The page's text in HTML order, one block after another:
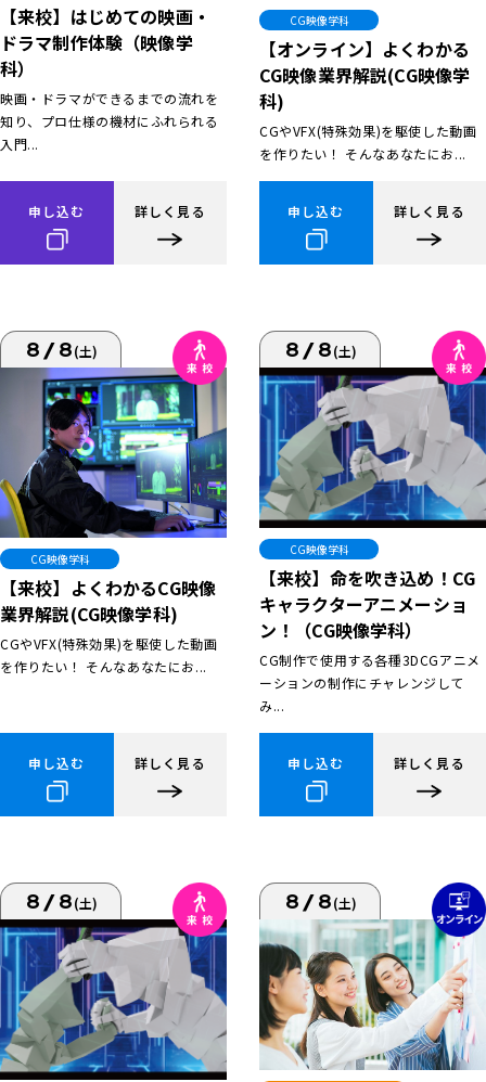
【来校】はじめての映画・
ドラマ制作体験（映像学
科）
映画・ドラマができるまでの流れを
知り、プロ仕様の機材にふれられる
入門...
申し込む 詳しく見る
CG映像学科
【オンライン】よくわかる
CG映像業界解説(CG映像学
科)
CGやVFX(特殊効果)を駆使した動画
を作りたい！ そんなあなたにお...
申し込む 詳しく見る
8/8(土)
CG映像学科
【来校】よくわかるCG映像
業界解説(CG映像学科)
CGやVFX(特殊効果)を駆使した動画
を作りたい！ そんなあなたにお...
申し込む 詳しく見る
8/8(土)
CG映像学科
【来校】命を吹き込め！CG
キャラクターアニメーショ
ン！（CG映像学科）
CG制作で使用する各種3DCGアニメ
ーションの制作にチャレンジして
み...
申し込む 詳しく見る
8/8(土) 8/8(土)